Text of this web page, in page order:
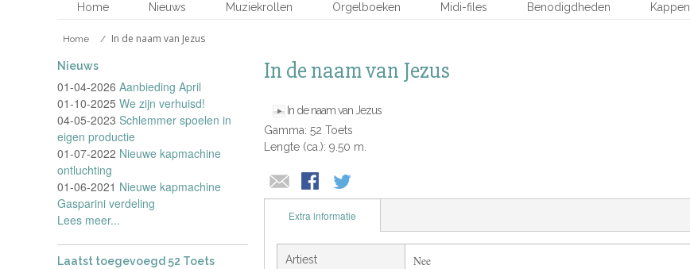
Home Nieuws Muziekrollen Orgelboeken Midi-files Benodigdheden Kappen
Home / In de naam van Jezus
In de naam van Jezus
In de naam van Jezus
Gamma: 52 Toets
Lengte (ca.): 9.50 m.
Extra informatie
Artiest Nee
Nieuws
01-04-2026 Aanbieding April
01-10-2025 We zijn verhuisd!
04-05-2023 Schlemmer spoelen in
eigen productie
01-07-2022 Nieuwe kapmachine
ontluchting
01-06-2021 Nieuwe kapmachine
Gasparini verdeling
Lees meer...
Laatst toegevoegd 52 Toets